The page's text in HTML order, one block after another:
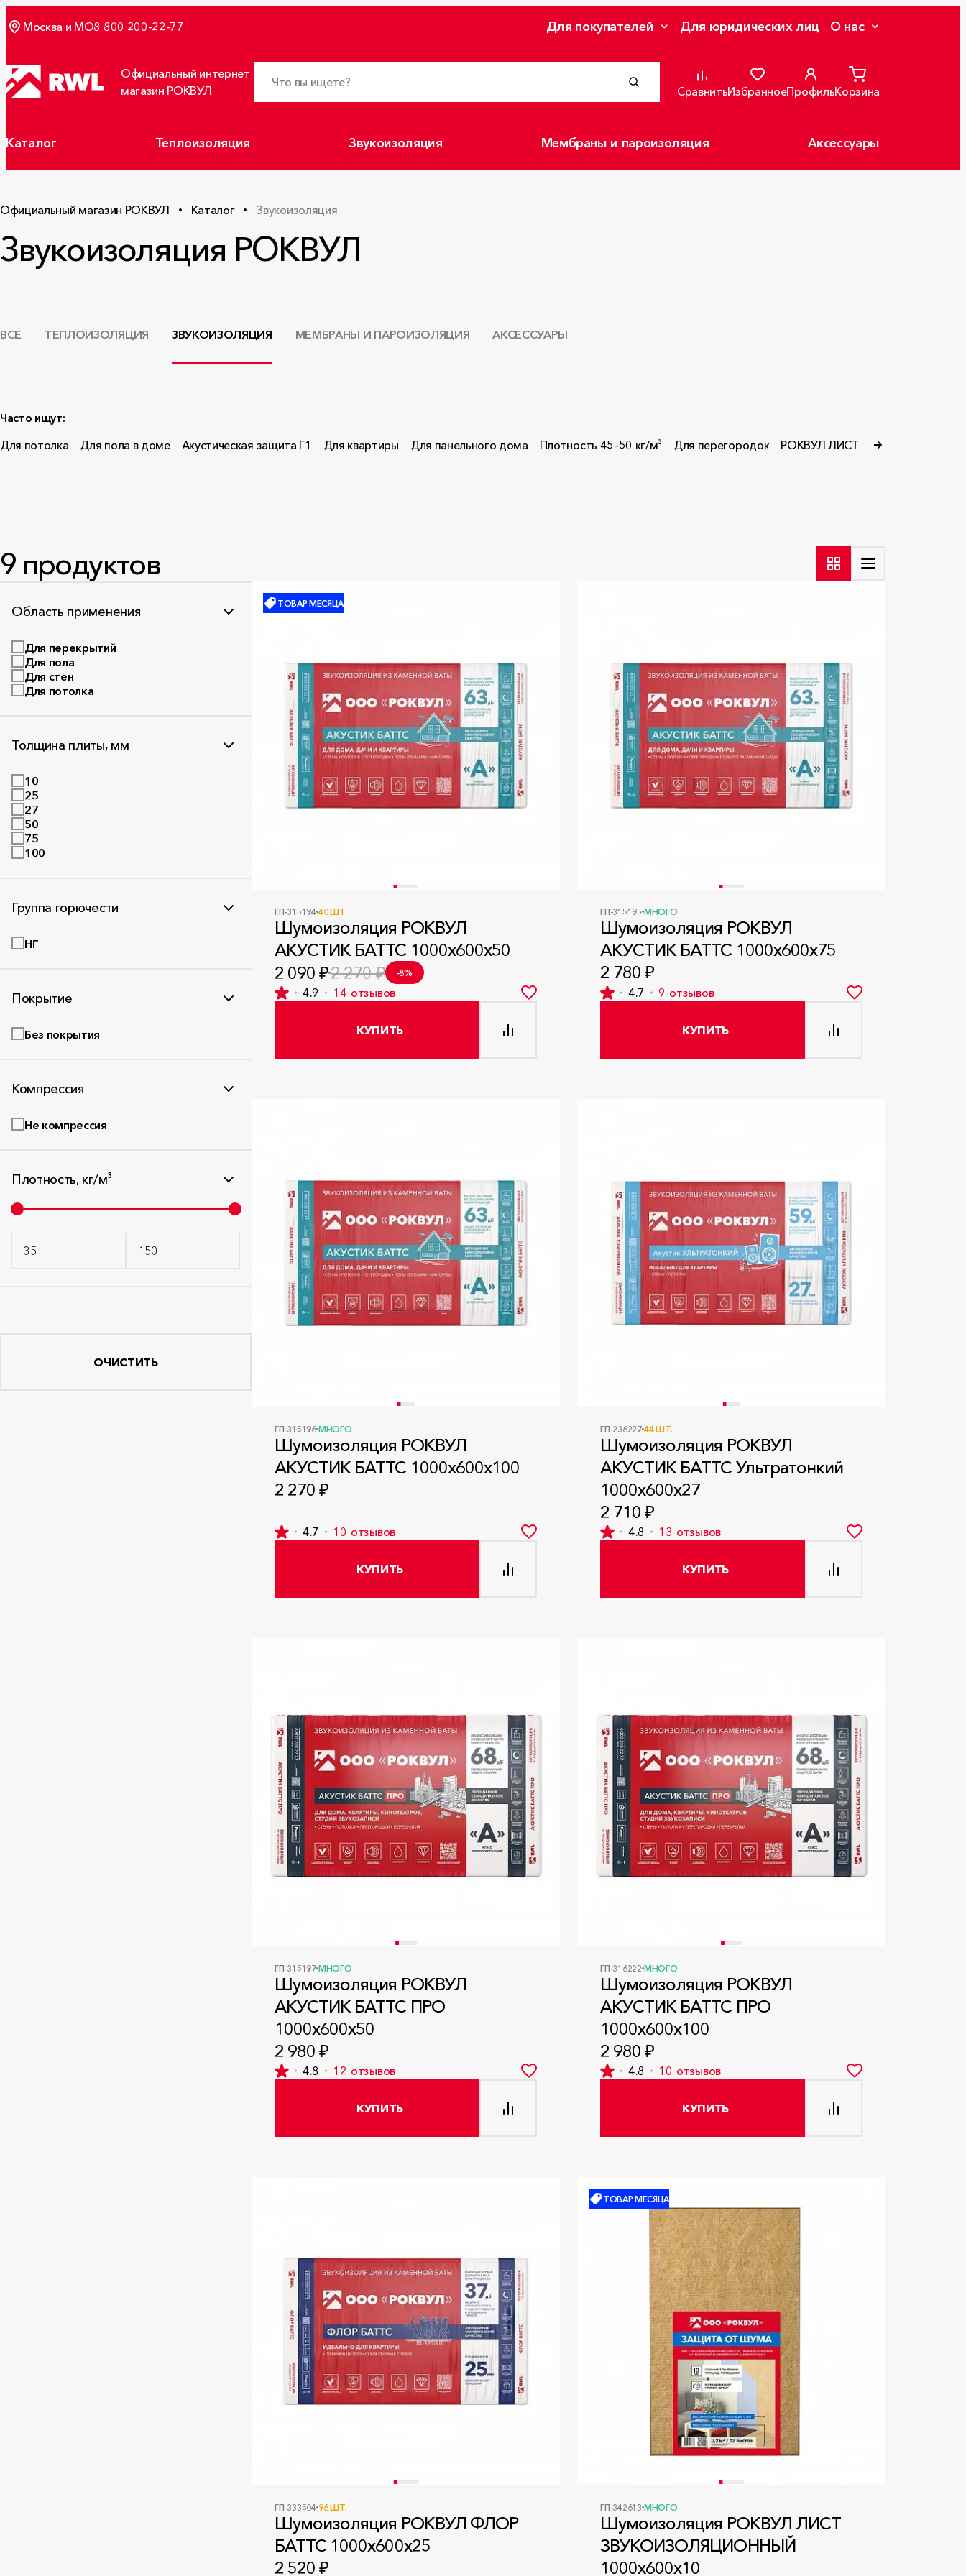
Москва и МО8 800 200-22-77 Для покупателей Для юридических лиц О нас
Официальный интернет
магазин РОКВУЛ
СравнитьИзбранноеПрофильКорзина
Каталог Теплоизоляция Звукоизоляция Мембраны и пароизоляция Аксессуары
Официальный магазин РОКВУЛ Каталог Звукоизоляция
Звукоизоляция РОКВУЛ
ВСЕ ТЕПЛОИЗОЛЯЦИЯ ЗВУКОИЗОЛЯЦИЯ МЕМБРАНЫ И ПАРОИЗОЛЯЦИЯ АКСЕССУАРЫ
Часто ищут:
Для потолка
Для пола в доме Акустическая защита Г1 Для квартиры Для панельного дома Плотность 45–50 кг/м³ Для перегородок РОКВУЛ ЛИСТ Толщина 50 мм
9 продуктов
Область применения
Для перекрытий
Для пола
Для стен
Для потолка
Толщина плиты, мм
10
25
27
50
75
100
Группа горючести
НГ
Покрытие
Без покрытия
Компрессия
Не компрессия
Плотность, кг/м³
ОЧИСТИТЬ
ТОВАР МЕСЯЦА
ГП-315194 40 ШТ.
Шумоизоляция РОКВУЛ
АКУСТИК БАТТС 1000x600x50
2 090 ₽2 270 ₽ -8%
4.9 14 отзывов
КУПИТЬ
ГП-315195 МНОГО
Шумоизоляция РОКВУЛ
АКУСТИК БАТТС 1000x600x75
2 780 ₽
4.7 9 отзывов
КУПИТЬ
ГП-315196 МНОГО
Шумоизоляция РОКВУЛ
АКУСТИК БАТТС 1000x600x100
2 270 ₽
4.7 10 отзывов
КУПИТЬ
ГП-236227 44 ШТ.
Шумоизоляция РОКВУЛ
АКУСТИК БАТТС Ультратонкий
1000x600x27
2 710 ₽
4.8 13 отзывов
КУПИТЬ
ГП-315197 МНОГО
Шумоизоляция РОКВУЛ
АКУСТИК БАТТС ПРО
1000x600x50
2 980 ₽
4.8 12 отзывов
КУПИТЬ
ГП-316222 МНОГО
Шумоизоляция РОКВУЛ
АКУСТИК БАТТС ПРО
1000x600x100
2 980 ₽
4.8 10 отзывов
КУПИТЬ
ГП-333504 96 ШТ.
Шумоизоляция РОКВУЛ ФЛОР
БАТТС 1000x600x25
2 520 ₽
ТОВАР МЕСЯЦА
ГП-342613 МНОГО
Шумоизоляция РОКВУЛ ЛИСТ
ЗВУКОИЗОЛЯЦИОННЫЙ
1000х600х10